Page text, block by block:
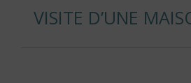
VISITE D’UNE